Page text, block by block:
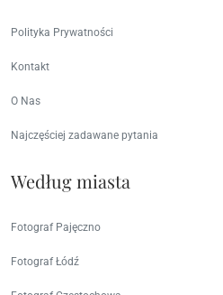
Polityka Prywatności
Kontakt
O Nas
Najczęściej zadawane pytania
Według miasta
Fotograf Pajęczno
Fotograf Łódź